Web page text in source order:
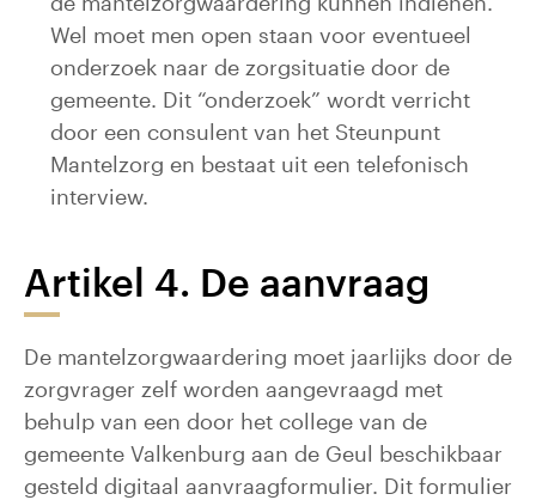
Wel moet men open staan voor eventueel
onderzoek naar de zorgsituatie door de
gemeente. Dit “onderzoek” wordt verricht
door een consulent van het Steunpunt
Mantelzorg en bestaat uit een telefonisch
interview.
Artikel 4. De aanvraag
De mantelzorgwaardering moet jaarlijks door de
zorgvrager zelf worden aangevraagd met
behulp van een door het college van de
gemeente Valkenburg aan de Geul beschikbaar
gesteld digitaal aanvraagformulier. Dit formulier